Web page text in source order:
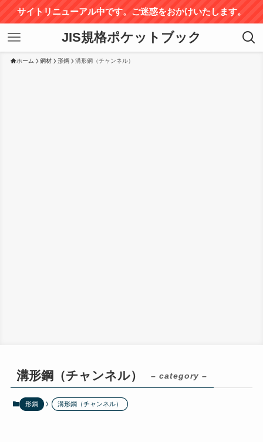
サイトリニューアル中です。ご迷惑をおかけいたします。
JIS規格ポケットブック
ホーム 鋼材 形鋼 溝形鋼（チャンネル）
溝形鋼（チャンネル） – category –
形鋼 溝形鋼（チャンネル）